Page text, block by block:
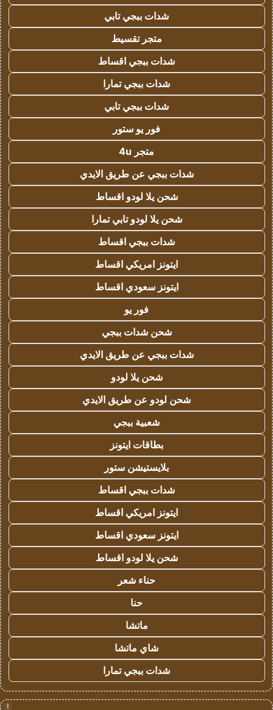
شدات ببجي تابي
متجر تقسيط
شدات ببجي اقساط
شدات ببجي تمارا
شدات ببجي تابي
فور يو ستور
متجر 4u
شدات ببجي عن طريق الايدي
شحن يلا لودو اقساط
شحن يلا لودو تابي تمارا
شدات ببجي اقساط
ايتونز امريكي اقساط
ايتونز سعودي اقساط
فور يو
شحن شدات ببجي
شدات ببجي عن طريق الايدي
شحن يلا لودو
شحن لودو عن طريق الايدي
شعبية ببجي
بطاقات ايتونز
بلايستيشن ستور
شدات ببجي اقساط
ايتونز امريكي اقساط
ايتونز سعودي اقساط
شحن يلا لودو اقساط
حناء شعر
حنا
ماتشا
شاي ماتشا
شدات ببجي تمارا
!